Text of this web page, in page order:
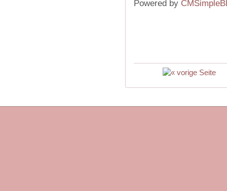
Powered by